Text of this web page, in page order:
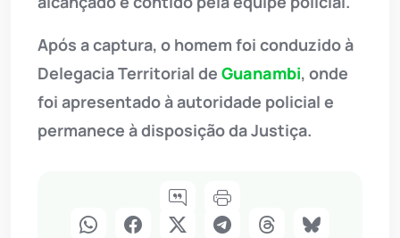
Após a captura, o homem foi conduzido à
Delegacia Territorial de Guanambi, onde
foi apresentado à autoridade policial e
permanece à disposição da Justiça.